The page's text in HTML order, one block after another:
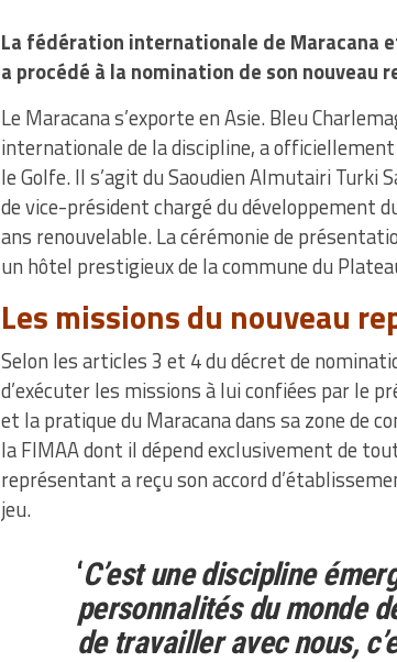
La fédération internationale de Maracana
a procédé à la nomination de son nouveau
Le Maracana s’exporte en Asie. Bleu
internationale de la discipline, a
le Golfe. Il s’agit du Saoudien Almutairi Turki
de vice-président chargé du développement
ans renouvelable. La cérémonie de
un hôtel prestigieux de la commune du
Les missions du nouveau
Selon les articles 3 et 4 du décret de
d’exécuter les missions à lui confiées par le
et la pratique du Maracana dans sa zone de
la FIMAA dont il dépend exclusivement de
représentant a reçu son accord
jeu.
‘C’est une discipline
personnalités du monde
de travailler avec nous,